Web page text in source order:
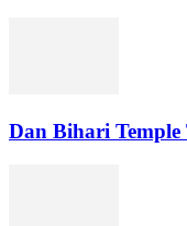
Dan Bihari